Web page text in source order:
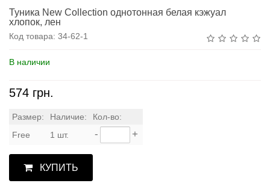
Туника New Collection однотонная белая кэжуал
хлопок, лен
Код товара: 34-62-1
В наличии
574 грн.
Размер: Наличие:
Кол-во:
Free
1 шт. - +
КУПИТЬ